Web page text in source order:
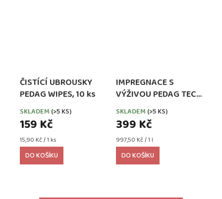
ČISTÍCÍ UBROUSKY
PEDAG WIPES, 10 ks
SKLADEM (>5 KS)
159 Kč
Měrná
cena:
15,90 Kč / 1 ks
DO KOŠÍKU
IMPREGNACE S
VÝŽIVOU PEDAG TECH
WATERPROOFER,
EXTRA SILNÁ
SKLADEM (>5 KS)
399 Kč
Měrná
cena:
997,50 Kč / 1 l
DO KOŠÍKU